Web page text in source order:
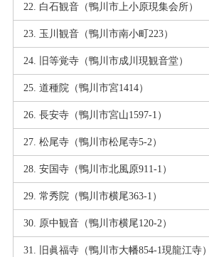
白石観音（鴨川市上小原現集会所）
玉川観音（鴨川市南小町223）
旧等覚寺（鴨川市成川現観音堂）
道種院（鴨川市宮1414）
長安寺（鴨川市宮山1597-1）
松尾寺（鴨川市松尾寺5-2）
安国寺（鴨川市北風原911-1）
常秀院（鴨川市横尾363-1）
原中観音（鴨川市横尾120-2）
旧眞福寺（鴨川市大幡854-1現龍江寺）